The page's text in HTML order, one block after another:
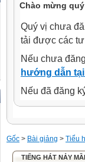
Chào mừng
Quý vị chưa
tải được các
Nếu chưa
hướng dẫn
Nếu đã đăng
Gốc > Bài giảng > Tiểu
TIẾNG HÁT NẢY